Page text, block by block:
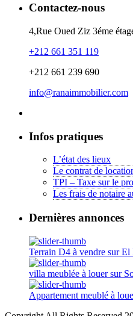
Contactez-nous
4,Rue Oued Ziz 3éme
+212 661 351 119
+212 661 239 690
info@ranaimmobilier.com
Infos pratiques
L’état des lieux
Le contrat de
TPI – Taxe sur le
Les frais de notaire
Dernières annonces
Terrain D4 à vendre sur El
villa meublée à louer sur
Appartement meublé à